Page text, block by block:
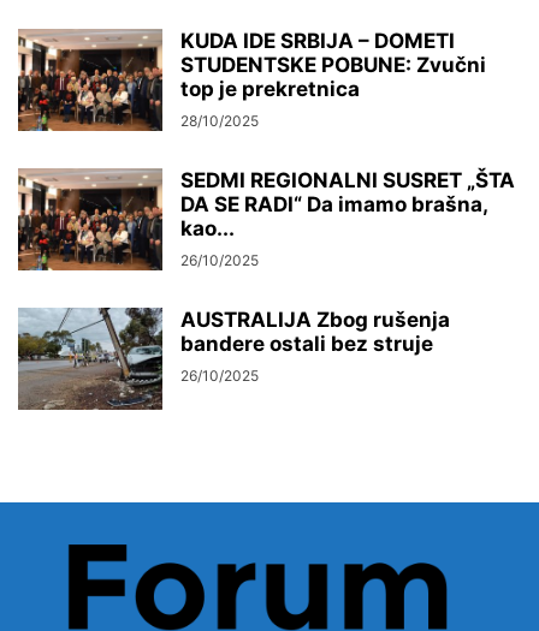
KUDA IDE SRBIJA – DOMETI
STUDENTSKE POBUNE: Zvučni
top je prekretnica
28/10/2025
SEDMI REGIONALNI SUSRET „ŠTA
DA SE RADI“ Da imamo brašna,
kao...
26/10/2025
AUSTRALIJA Zbog rušenja
bandere ostali bez struje
26/10/2025